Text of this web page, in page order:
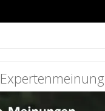
Expertenmeinung